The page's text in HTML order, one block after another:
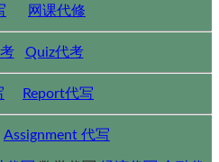
网课代修
Quiz代考
Report代写
Assignment 代写